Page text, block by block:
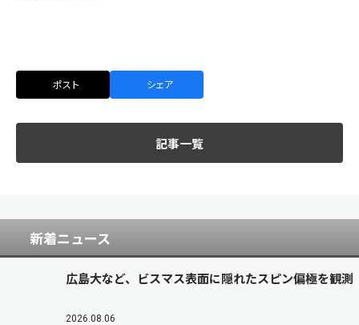
ポスト シェア
記事一覧
新着ニュース
広島大など、ビスマス表面に隠れたスピン偏極を観測
2026.08.06